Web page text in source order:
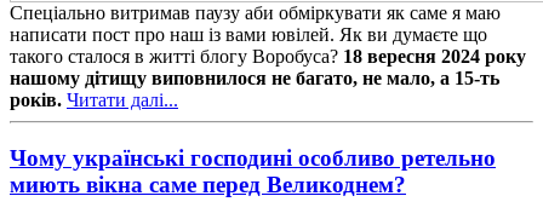
Спеціально витримав паузу аби обміркувати як саме я маю
написати пост про наш із вами ювілей. Як ви думаєте що
такого сталося в житті блогу Воробуса? 18 вересня 2024 року
нашому дітищу виповнилося не багато, не мало, а 15-ть
років. Читати далі...
Чому українські господині особливо ретельно
миють вікна саме перед Великоднем?